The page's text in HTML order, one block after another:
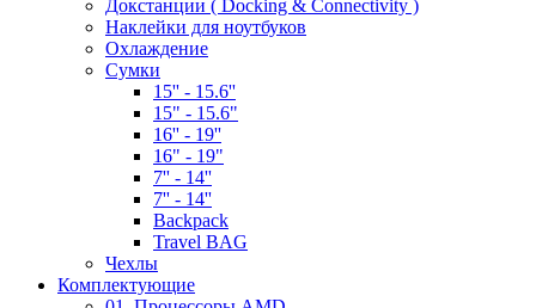
Докстанции ( Docking & Connectivity )
Наклейки для ноутбуков
Охлаждение
Сумки
15'' - 15.6''
15" - 15.6"
16'' - 19''
16" - 19"
7'' - 14''
7'' - 14''
Backpack
Travel BAG
Чехлы
Комплектующие